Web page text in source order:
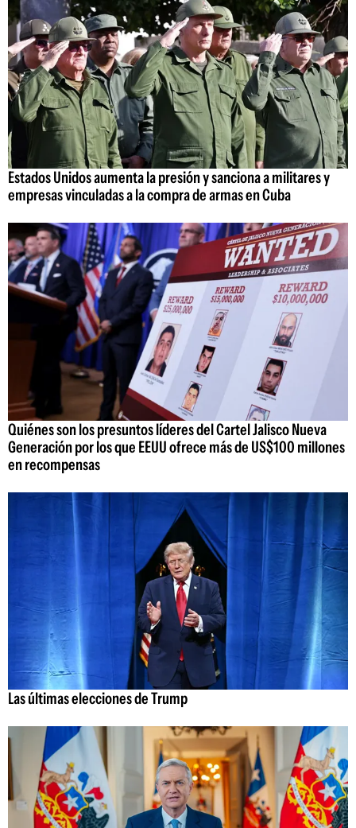
Estados Unidos aumenta la presión y sanciona a militares y
empresas vinculadas a la compra de armas en Cuba
Quiénes son los presuntos líderes del Cartel Jalisco Nueva
Generación por los que EEUU ofrece más de US$100 millones
en recompensas
Las últimas elecciones de Trump